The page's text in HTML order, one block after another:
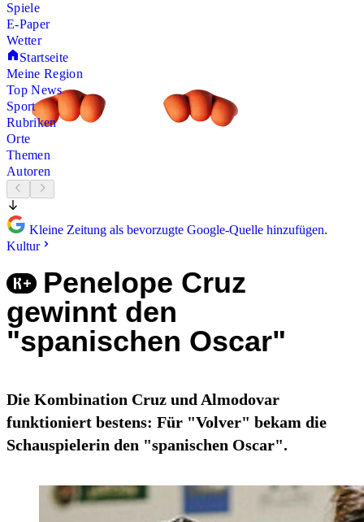
Spiele
E-Paper
Wetter
Startseite
Meine Region
Top News
Sport
Rubriken
Orte
Themen
Autoren
Kleine Zeitung als bevorzugte Google-Quelle hinzufügen.
Kultur
Penelope Cruz
gewinnt den
"spanischen Oscar"
Die Kombination Cruz und Almodovar
funktioniert bestens: Für "Volver" bekam die
Schauspielerin den "spanischen Oscar".